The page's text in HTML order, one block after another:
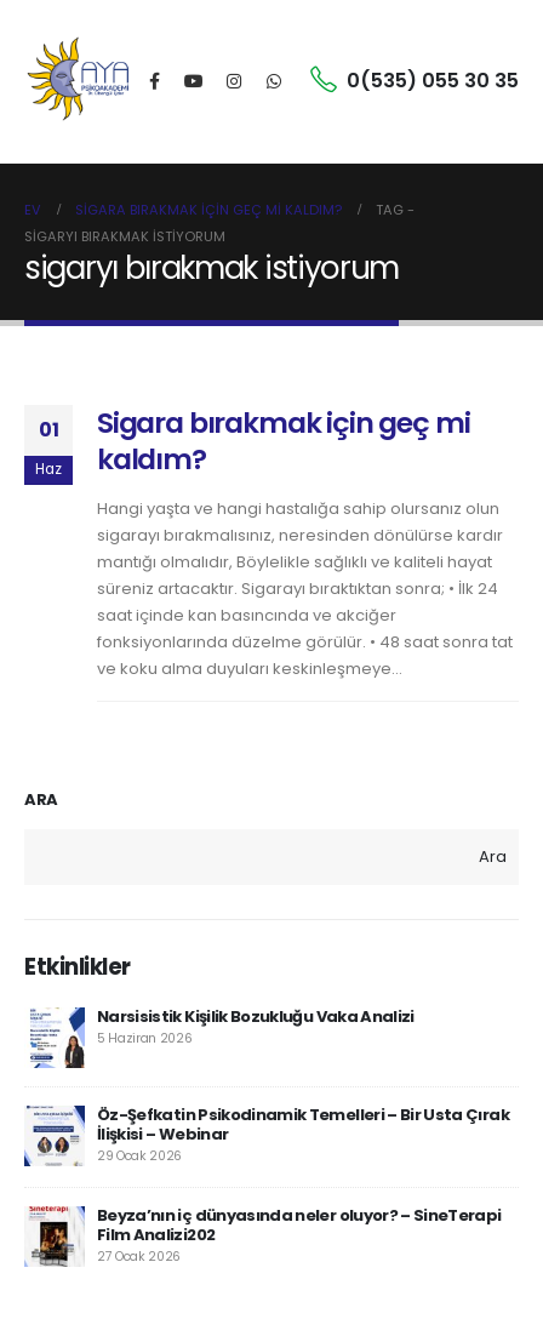
0(535) 055 30 35
EV SIGARA BIRAKMAK IÇIN GEÇ MI KALDIM?
TAG -
SIGARYI BIRAKMAK ISTIYORUM
sigaryı bırakmak istiyorum
01
Haz
Sigara bırakmak için geç mi
kaldım?
Hangi yaşta ve hangi hastalığa sahip olursanız olun
sigarayı bırakmalısınız, neresinden dönülürse kardır
mantığı olmalıdır, Böylelikle sağlıklı ve kaliteli hayat
süreniz artacaktır. Sigarayı bıraktıktan sonra; • İlk 24
saat içinde kan basıncında ve akciğer
fonksiyonlarında düzelme görülür. • 48 saat sonra tat
ve koku alma duyuları keskinleşmeye...
ARA
Ara
Etkinlikler
Narsisistik Kişilik Bozukluğu Vaka Analizi
5 Haziran 2026
Öz-Şefkatin Psikodinamik Temelleri – Bir Usta Çırak
İlişkisi – Webinar
29 Ocak 2026
Beyza’nın iç dünyasında neler oluyor? – SineTerapi
Film Analizi202
27 Ocak 2026